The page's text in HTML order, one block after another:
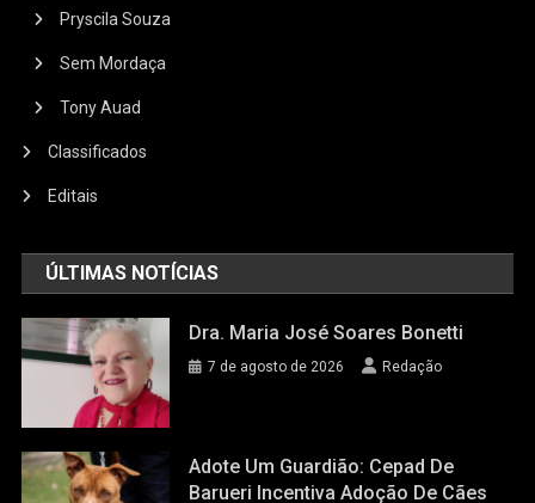
Pryscila Souza
Sem Mordaça
Tony Auad
Classificados
Editais
ÚLTIMAS NOTÍCIAS
Dra. Maria José Soares Bonetti
7 de agosto de 2026 Redação
Adote Um Guardião: Cepad De
Barueri Incentiva Adoção De Cães